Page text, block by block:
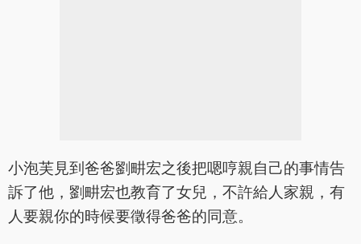
小泡芙見到爸爸劉畊宏之後把嗯哼親自己的事情告
訴了他，劉畊宏也教育了女兒，不許給人家親，有
人要親你的時候要徵得爸爸的同意。